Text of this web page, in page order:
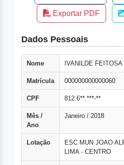
Exportar PDF
Dados Pessoais
Nome IVANILDE
Matrícula 000000000000060
CPF 812.6**.***-**
Mês /
Ano
Janeiro / 2018
Lotação
ESC MUN JOAO
LIMA - CENTRO